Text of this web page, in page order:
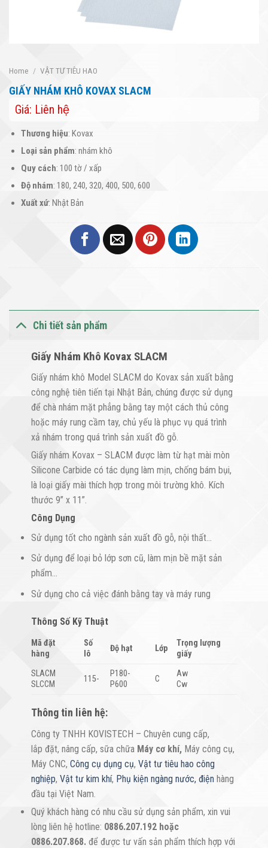
Home / VẬT TƯ TIÊU HAO
GIẤY NHÁM KHÔ KOVAX SLACM
Giá: Liên hệ
Thương hiệu: Kovax
Loại sản phẩm: nhám khô
Quy cách: 100 tờ / xấp
Độ nhám: 180, 240, 320, 400, 500, 600
Xuất xứ: Nhật Bản
Chi tiết sản phẩm
Giấy Nhám Khô Kovax SLACM
Giấy nhám khô Model SLACM do Kovax sản xuất bằng
công nghệ tiên tiến tại Nhật Bản, chúng được sử dụng
để chà nhám mặt phẳng bằng tay một cách thủ công
hoặc máy rung cầm tay, chủ yếu là phục vụ quá trình
xả nhám trong quá trình sản xuất đồ gỗ.
Giấy nhám Kovax – SLACM được làm từ hạt mài mòn
Silicone Carbide có tác dụng làm mịn, chống bám bụi,
là loại giấy mài thích hợp trong môi trường khô. Kích
thước 9” x 11”.
Công Dụng
Sử dụng tốt cho ngành sản xuất đồ gỗ, nội thất…
Sử dụng để loại bỏ lớp sơn cũ, làm mịn bề mặt sản
phẩm…
Sử dụng cho cả việc đánh bằng tay và máy rung
Thông Số Kỹ Thuật
Mã đặt
hàng
Số
lô
Độ hạt Lớp
Trọng lượng
giấy
SLACM
SLCCM
115-
P180-
P600
C
Aw
Cw
Thông tin liên hệ:
Công ty TNHH KOVISTECH – Chuyên cung cấp,
lắp đặt, nâng cấp, sữa chữa Máy cơ khí,Máy công cụ,
Máy CNC, Công cụ dụng cụ, Vật tư tiêu hao công
nghiệp, Vật tư kim khí, Phụ kiện ngàng nước, điện hàng
đầu tại Việt Nam.
Quý khách hàng có nhu cầu sử dụng sản phẩm, xin vui
lòng liên hệ hotline: 0886.207.192 hoặc
0886.207.868. để được tư vấn sản phẩm thích hợp với